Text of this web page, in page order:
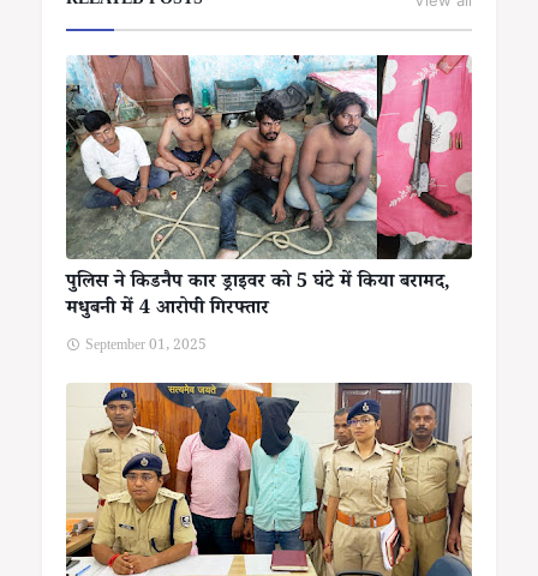
पुलिस ने किडनैप कार ड्राइवर को 5 घंटे में किया बरामद,
मधुबनी में 4 आरोपी गिरफ्तार
September 01, 2025